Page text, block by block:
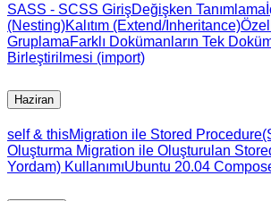
SASS - SCSS GirişDeğişken Tanımlama
(Nesting)Kalıtım (Extend/Inheritance)
GruplamaFarklı Dokümanların Tek
Birleştirilmesi (import)
Haziran
self & thisMigration ile Stored
Oluşturma Migration ile Oluşturulan
Yordam) KullanımıUbuntu 20.04